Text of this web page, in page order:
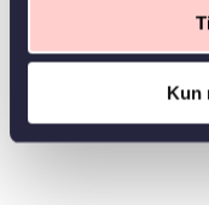
Kun